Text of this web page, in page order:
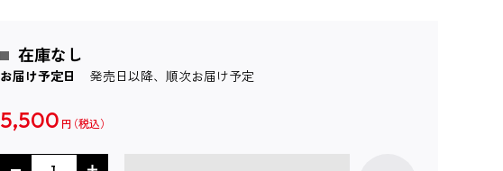
在庫なし
お届け予定日 発売日以降、順次お届け予定
5,500 円